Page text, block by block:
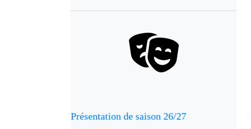
Présentation de saison 26/27